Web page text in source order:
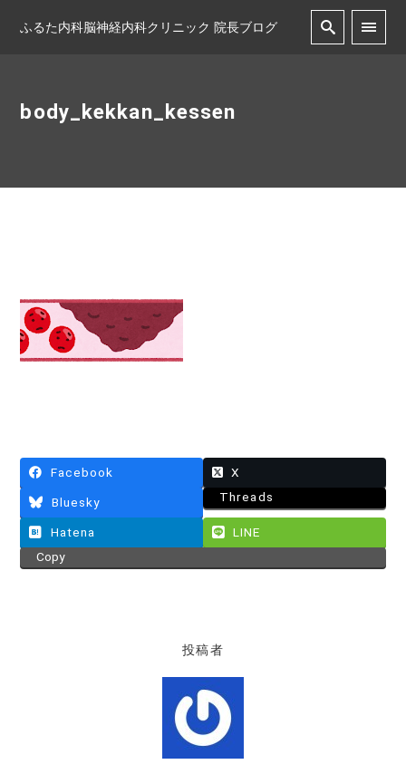
ふるた内科脳神経内科クリニック 院長ブログ
body_kekkan_kessen
Facebook X
Bluesky Threads
Hatena
LINE
Copy
投稿者